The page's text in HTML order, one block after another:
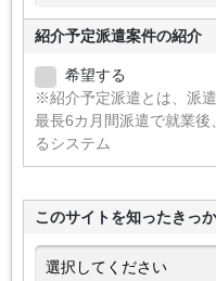
紹介予定派遣案件の紹介
希望する
※紹介予定派遣とは、派
最長6カ月間派遣で就業
るシステム
このサイトを知ったきっ